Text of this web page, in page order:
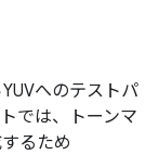
へのテストパ
では、トーンマ
るため